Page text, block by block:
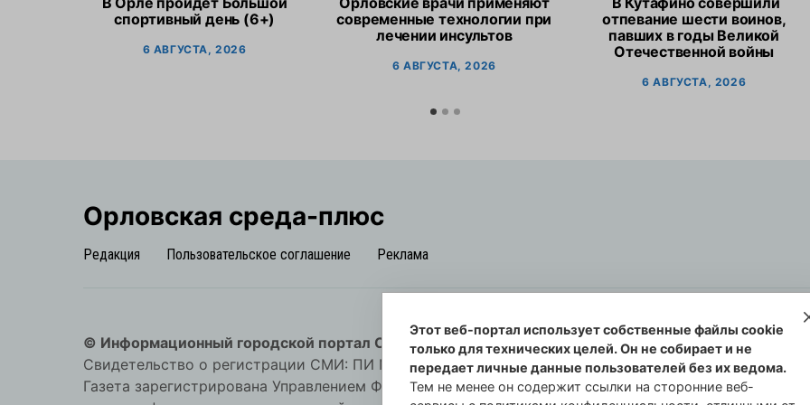
спортивный день (6+)
6 АВГУСТА, 2026
современные технологии при
лечении инсультов
6 АВГУСТА, 2026
отпевание шести воинов,
павших в годы Великой
Отечественной войны
6 АВГУСТА, 2026
Орловская cреда-плюс
Редакция Пользовательское соглашение Реклама
© Информационный городской портал Орловская cреда-плюс, 2021-2026
Свидетельство о регистрации СМИ: ПИ №57-00254 от 29 октября 2013 г.
Газета зарегистрирована Управлением Федеральной службы по надзору в сфере
Этот веб-портал использует собственные файлы cookie
только для технических целей. Он не собирает и не
передает личные данные пользователей без их ведома.
Тем не менее он содержит ссылки на сторонние веб-